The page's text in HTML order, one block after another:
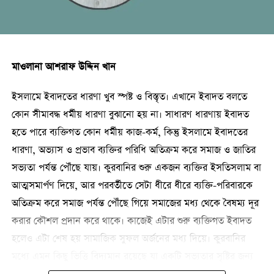
এছাড়া সোডা পান করার পর অতিরিক্ত ঢেকুর তোলার ফলে খাদ্যনালীতে
তাহলে তাও সঠিক নয়। বেশিরভাগ অন্ত্রের সমস্যা ডায়েট সোডায়
পাওয়া কৃত্রিম মিষ্টির জন্য হয়। এই মিষ্টিগুলো অন্ত্রে উপকারী
ব্যাকটেরিয়া (মাইক্রোবায়োম) উৎপাদন এবং নিয়ন্ত্রণকে ব্যাহত করে।
কোমল পানীয় পেটের উপর ‘অ্যাসিড লোড’ হিসেবে কাজ করতে পারে।
এটি পাকস্থলীর অ্যাসিডিটির মাত্রা বাড়িয়ে দিতে পারে, পাকস্থলীর
আস্তরণের ক্ষতি করে এবং প্রায়শই অম্বল এবং অ্যাসিড রিফ্লাক্স
(প্রচলিতভাবে ধোয়া ঢেকুর) করে।
তথ্যসূত্র: সামাটিভি
মাওলানা আশরাফ উদ্দিন খান
ইসলামে ইবাদতের ধারণা খুব স্পষ্ট ও বিস্তৃত। এখানে ইবাদত বলতে
কোন সীমাবদ্ধ ধর্মীয় ধারণা বুঝানো হয় না। সাধারণ ধারণায় ইবাদত
হতে পারে ব্যক্তিগত কোন ধর্মীয় কাজ-কর্ম, কিন্তু ইসলামে ইবাদতের
ধারণা, অভ্যাস ও প্রভাব ব্যক্তির পরিধি অতিক্রম করে সমাজ ও জাতির
সভ্যতা পর্যন্ত পৌঁছে যায়। কুরবানির শুরু একজন ব্যক্তির ইসতিসলাম বা
আত্মসমার্পণ দিয়ে, আর পরবর্তীতে সেটা ধীরে ধীরে ব্যক্তি-পরিবারকে
অতিক্রম করে সমাজ পর্যন্ত পৌঁছে গিয়ে সমাজের মধ্য থেকে বৈষম্য দূর
করার কৌশল প্রদান করে থাকে। কাজেই এটার শুরু ব্যক্তিগত ইবাদত
হলেও এটা শেষ হয় সামাজিক সুফল অর্জনের মধ্য দিয়ে। কুরবানির